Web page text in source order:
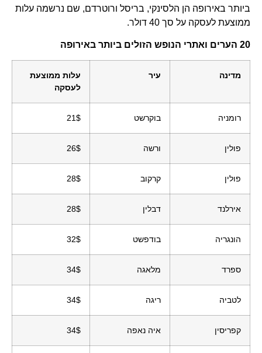
ביותר באירופה הן הלסינקי, בריסל ורוטרדם, שם נרשמה עלות
ממוצעת לעסקה על סך 40 דולר.
מדינה
עלות ממוצעת
לעסקה
רומניה בוקרשט 21$
פולין ורשה 26$
פולין קרקוב 28$
אירלנד דבלין 28$
הונגריה בודפשט 32$
ספרד מלאגה 34$
לטביה ריגה 34$
קפריסין איה נאפה 34$